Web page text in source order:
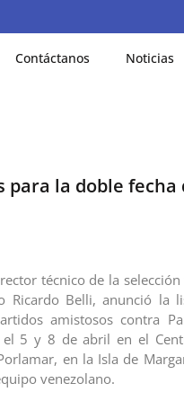
Contáctanos Noticias
la doble fecha
técnico de la
Ricardo Belli, anunció la
amistosos contra
el 5 y 8 de abril en el
en la Isla de
venezolano.